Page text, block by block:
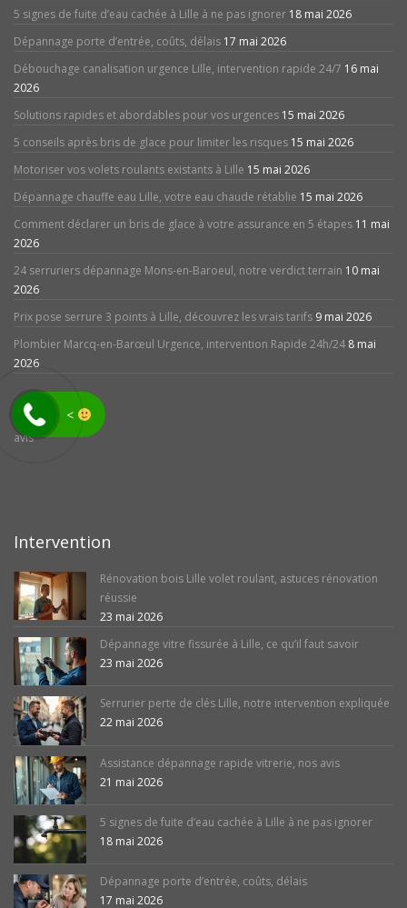
5 signes de fuite d’eau cachée à Lille à ne pas ignorer 18 mai 2026
Dépannage porte d’entrée, coûts, délais 17 mai 2026
Débouchage canalisation urgence Lille, intervention rapide 24/7 16 mai
2026
Solutions rapides et abordables pour vos urgences 15 mai 2026
5 conseils après bris de glace pour limiter les risques 15 mai 2026
Motoriser vos volets roulants existants à Lille 15 mai 2026
Dépannage chauffe eau Lille, votre eau chaude rétablie 15 mai 2026
Comment déclarer un bris de glace à votre assurance en 5 étapes 11 mai
2026
24 serruriers dépannage Mons-en-Baroeul, notre verdict terrain 10 mai
2026
Prix pose serrure 3 points à Lille, découvrez les vrais tarifs 9 mai 2026
Plombier Marcq-en-Barœul Urgence, intervention Rapide 24h/24 8 mai
2026
avis
Intervention
Rénovation bois Lille volet roulant, astuces rénovation
réussie
23 mai 2026
Dépannage vitre fissurée à Lille, ce qu’il faut savoir
23 mai 2026
Serrurier perte de clés Lille, notre intervention expliquée
22 mai 2026
Assistance dépannage rapide vitrerie, nos avis
21 mai 2026
5 signes de fuite d’eau cachée à Lille à ne pas ignorer
18 mai 2026
Dépannage porte d’entrée, coûts, délais
17 mai 2026
<